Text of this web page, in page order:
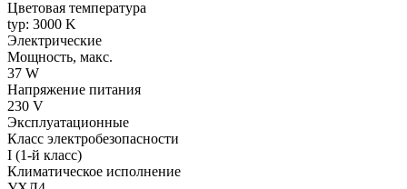
Цветовая температура
typ: 3000 K
Электрические
Мощность, макс.
37 W
Напряжение питания
230 V
Эксплуатационные
Класс электробезопасности
I (1-й класс)
Климатическое исполнение